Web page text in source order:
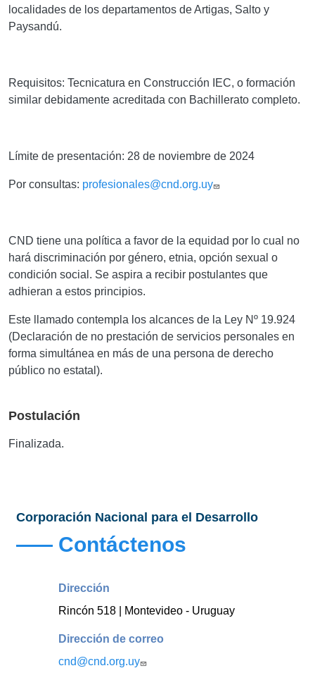
localidades de los departamentos de Artigas, Salto y
Paysandú.
Requisitos: Tecnicatura en Construcción IEC, o formación
similar debidamente acreditada con Bachillerato completo.
Límite de presentación: 28 de noviembre de 2024
Por consultas: profesionales@cnd.org.uy
CND tiene una política a favor de la equidad por lo cual no
hará discriminación por género, etnia, opción sexual o
condición social. Se aspira a recibir postulantes que
adhieran a estos principios.
Este llamado contempla los alcances de la Ley Nº 19.924
(Declaración de no prestación de servicios personales en
forma simultánea en más de una persona de derecho
público no estatal).
Postulación
Finalizada.
Corporación Nacional para el Desarrollo
Contáctenos
Dirección
Rincón 518 | Montevideo - Uruguay
Dirección de correo
cnd@cnd.org.uy